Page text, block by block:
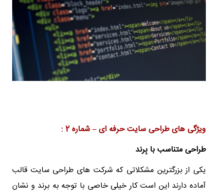
ویژگی های طراحی سایت حرفه ای – شماره 2 :
طراحی متناسب با بِرند
یکی از بزرگترین مشکلاتی که شرکت های طراحی سایت قالب
آماده دارند این است کار خیلی خاصی با توجه به برند و نشان